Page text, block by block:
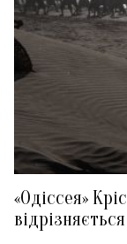
«Одіссея»